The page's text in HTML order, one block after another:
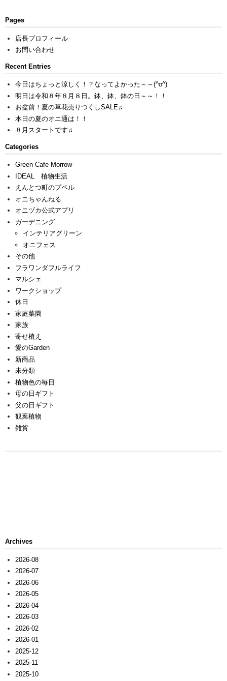
Pages
店長プロフィール
お問い合わせ
Recent Entries
今日はちょっと涼しく！？なってよかった～～(^o^)
明日は令和８年８月８日。鉢、鉢、鉢の日～～！！
お盆前！夏の草花売りつくしSALE♫
本日の夏のオニ通は！！
８月スタートです♫
Categories
Green Cafe Morrow
IDEAL 植物生活
えんとつ町のプペル
オニちゃんねる
オニヅカ公式アプリ
ガーデニング
インテリアグリーン
オニフェス
その他
フラワンダフルライフ
マルシェ
ワークショップ
休日
家庭菜園
家族
寄せ植え
愛のGarden
新商品
未分類
植物色の毎日
母の日ギフト
父の日ギフト
観葉植物
雑貨
Archives
2026-08
2026-07
2026-06
2026-05
2026-04
2026-03
2026-02
2026-01
2025-12
2025-11
2025-10